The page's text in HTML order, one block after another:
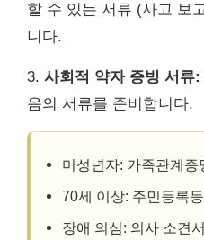
할 수 있는 서류 (사고 보
니다.
3. 사회적 약자 증빙 서류:
음의 서류를 준비합니다.
미성년자: 가족관계증
70세 이상: 주민등록
장애 의심: 의사 소견